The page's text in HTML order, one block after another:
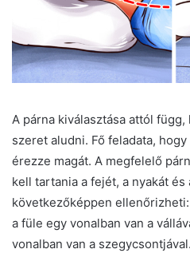
A párna kiválasztása attól
szeret aludni. Fő feladata,
érezze magát. A megfelelő
kell tartania a fejét, a nyakát és
következőképpen
a füle egy vonalban van a
vonalban van a